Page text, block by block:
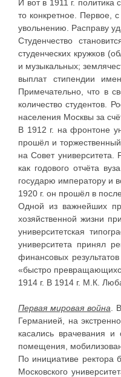
И вот в 1911 г.
то конкретное. Первое,
увольнению. Расправу
Студенчество
студенческих кружков
и музыкальных;
выплат стипендии
Примечательно, что в
количество студентов.
населения Москвы за
В 1912 г. на фронтоне
прошёл и
на Совет университета.
как годового отчёта
государю императору и
1920 г. он прошёл в
Одной из важнейших
хозяйственной жизни
университетская
университета принял
финансовых
«быстро
1914 г. В 1914 г. М.К.
Первая мировая война .
Германией, на
касались врачевания
помещения,
По инициативе ректора
Московского